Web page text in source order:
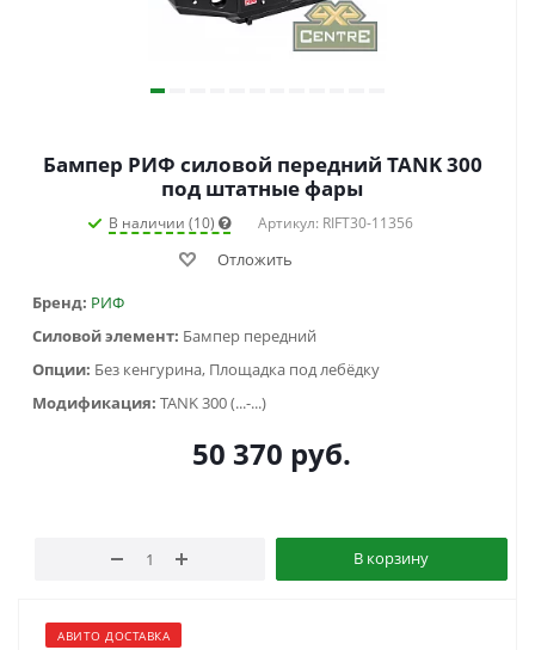
Бампер РИФ силовой передний TANK 300
под штатные фары
В наличии (10) Артикул: RIFT30-11356
Отложить
Бренд: РИФ
Силовой элемент: Бампер передний
Опции: Без кенгурина, Площадка под лебёдку
Модификация: TANK 300 (...-...)
50 370 руб.
В корзину
АВИТО ДОСТАВКА